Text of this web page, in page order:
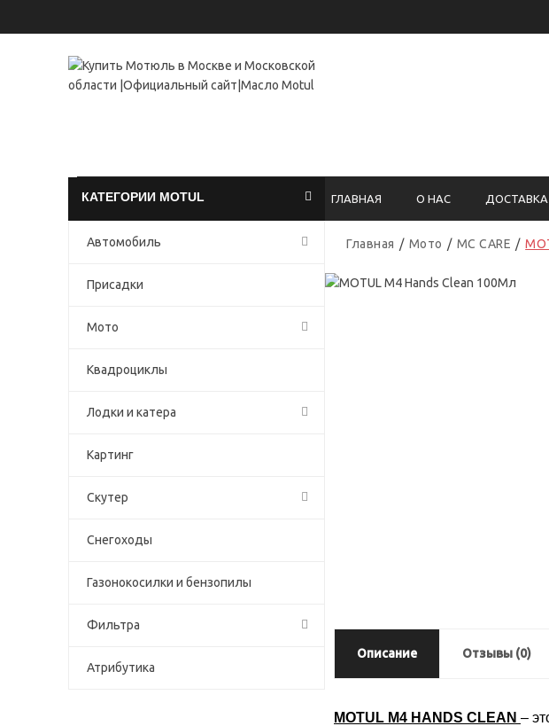
ГЛАВНАЯ О НАС ДОСТАВКА
Главная Мото MC CARE
КАТЕГОРИИ MOTUL
Автомобиль
Присадки
Мото
Квадроциклы
Лодки и катера
Картинг
Скутер
Снегоходы
Газонокосилки и бензопилы
Фильтра
Атрибутика
Описание Отзывы (0)
MOTUL M4 HANDS CLEAN –